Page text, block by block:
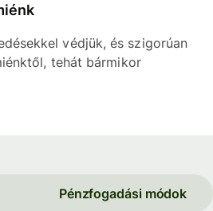
védjük, és szigorúan
tehát bármikor
Pénzfogadási módok